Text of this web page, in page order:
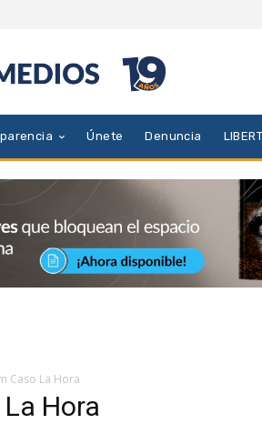
Únete Denuncia
Caso La Hora
Hora